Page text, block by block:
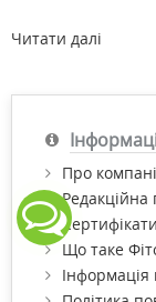
Види
товари, як:
Наші інтимні
допомагають
близькість
Інтимні товари
вагітності та
загострення
Читати далі
Про
Редакційна
Що таке
Інформація